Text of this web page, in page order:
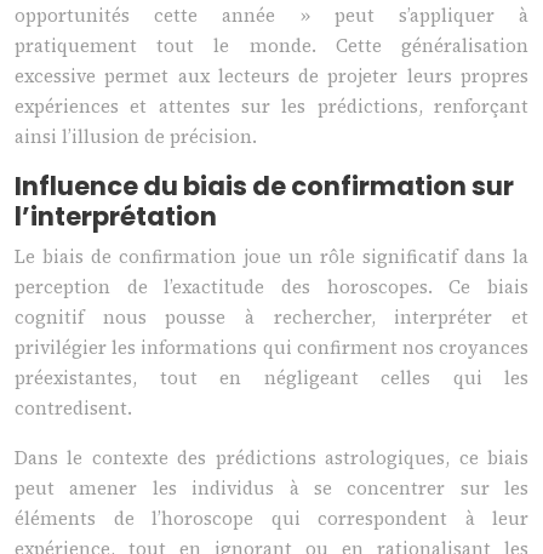
opportunités cette année » peut s’appliquer à
pratiquement tout le monde. Cette généralisation
excessive permet aux lecteurs de projeter leurs propres
expériences et attentes sur les prédictions, renforçant
ainsi l’illusion de précision.
Influence du biais de confirmation sur
l’interprétation
Le biais de confirmation joue un rôle significatif dans la
perception de l’exactitude des horoscopes. Ce biais
cognitif nous pousse à rechercher, interpréter et
privilégier les informations qui confirment nos croyances
préexistantes, tout en négligeant celles qui les
contredisent.
Dans le contexte des prédictions astrologiques, ce biais
peut amener les individus à se concentrer sur les
éléments de l’horoscope qui correspondent à leur
expérience, tout en ignorant ou en rationalisant les